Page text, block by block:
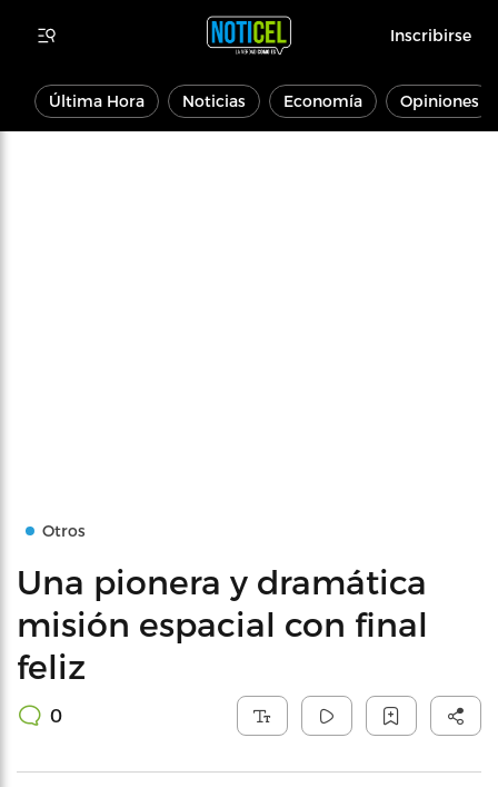
Inscribirse
Última Hora Noticias Economía Opiniones
Otros
Una pionera y dramática
misión espacial con final
feliz
0